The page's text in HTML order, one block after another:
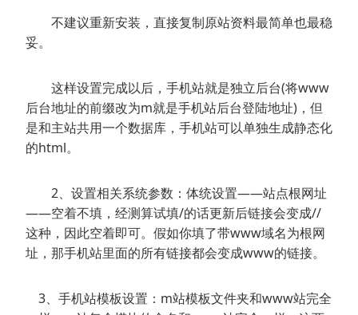
不建议重新安装，直接复制原站资料最简单也最稳
妥。
这样设置完成以后，手机站就是独立后台(将www
后台地址的前缀改为m就是手机站后台登陆地址)，但
是和主站共用一个数据库，手机站可以单独生成静态化
的html。
2、设置相关系统参数：体统设置——站点根网址
——空着不填，经测算试填/的话更新后链接会变成//
这种，因此空着即可。假如你填了带www域名为根网
址，那手机站里面的所有链接都会变成www的链接。
3、手机站模板设置：m站模板文件夹和www站完全